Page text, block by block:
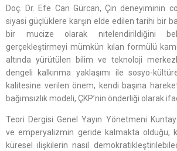
Doç. Dr. Efe Can Gürcan, Çin deneyiminin
siyasi güçlüklere karşın elde edilen tarihi bir
bir mucize olarak nitelendirildiğini
gerçekleştirmeyi mümkün kılan formülü
altında yürütülen bilim ve teknoloji
dengeli kalkınma yaklaşımı ile sosyo-
kalitesine verilen önem, kendi başına
bağımsızlık modeli, ÇKP’nin önderliği olarak
Teori Dergisi Genel Yayın Yönetmeni
ve emperyalizmin geride kalmakta olduğu,
küresel ilişkilerin nasıl